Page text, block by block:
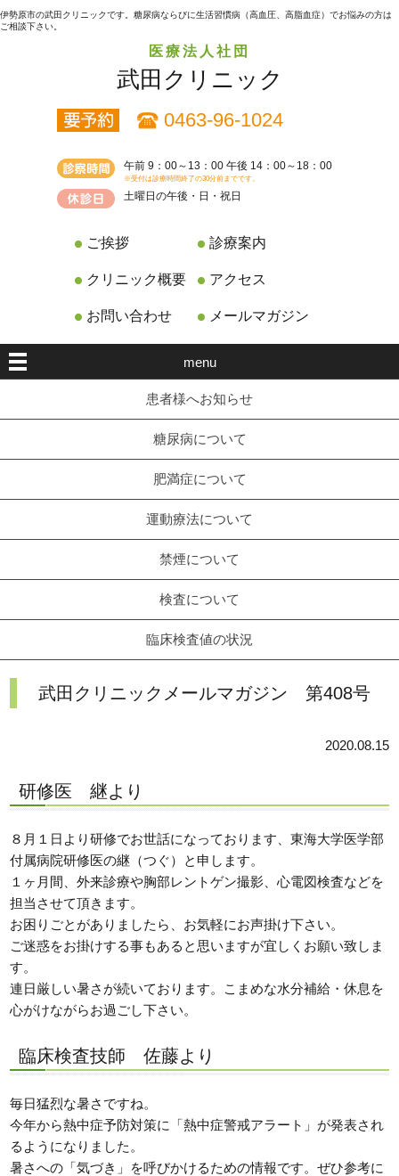
伊勢原市の武田クリニックです。糖尿病ならびに生活習慣病（高血圧、高脂血症）でお悩みの方は
ご相談下さい。
医療法人社団
武田クリニック
0463-96-1024
午前 9：00～13：00 午後 14：00～18：00
※受付は診療時間終了の30分前までです。
土曜日の午後・日・祝日
ご挨拶 診療案内
クリニック概要 アクセス
お問い合わせ メールマガジン
menu
患者様へお知らせ
糖尿病について
肥満症について
運動療法について
禁煙について
検査について
臨床検査値の状況
武田クリニックメールマガジン 第408号
2020.08.15
研修医 継より
８月１日より研修でお世話になっております、東海大学医学部
付属病院研修医の継（つぐ）と申します。
１ヶ月間、外来診療や胸部レントゲン撮影、心電図検査などを
担当させて頂きます。
お困りごとがありましたら、お気軽にお声掛け下さい。
ご迷惑をお掛けする事もあると思いますが宜しくお願い致しま
す。
連日厳しい暑さが続いております。こまめな水分補給・休息を
心がけながらお過ごし下さい。
臨床検査技師 佐藤より
毎日猛烈な暑さですね。
今年から熱中症予防対策に「熱中症警戒アラート」が発表され
るようになりました。
暑さへの「気づき」を呼びかけるための情報です。ぜひ参考に